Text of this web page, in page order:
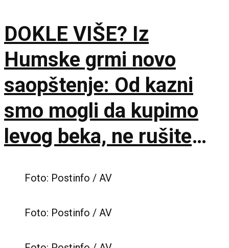
DOKLE VIŠE? Iz
Humske grmi novo
saopštenje: Od kazni
smo mogli da kupimo
levog beka, ne rušite
Foto: Postinfo / AV
Foto: Postinfo / AV